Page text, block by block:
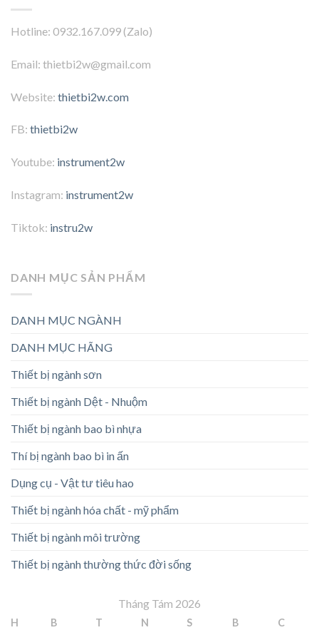
Hotline: 0932.167.099 (Zalo)
Email: thietbi2w@gmail.com
Website: thietbi2w.com
FB: thietbi2w
Youtube: instrument2w
Instagram: instrument2w
Tiktok: instru2w
DANH MỤC SẢN PHẨM
DANH MỤC NGÀNH
DANH MỤC HÃNG
Thiết bị ngành sơn
Thiết bị ngành Dệt - Nhuộm
Thiết bị ngành bao bì nhựa
Thí bị ngành bao bì in ấn
Dụng cụ - Vật tư tiêu hao
Thiết bị ngành hóa chất - mỹ phẩm
Thiết bị ngành môi trường
Thiết bị ngành thường thức đời sống
Tháng Tám 2026
H B T N S B C